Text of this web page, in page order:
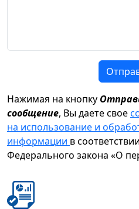
Нажимая на кнопку
сообщение, Вы даете свое
на использование и
информации в
Федерального закона «О